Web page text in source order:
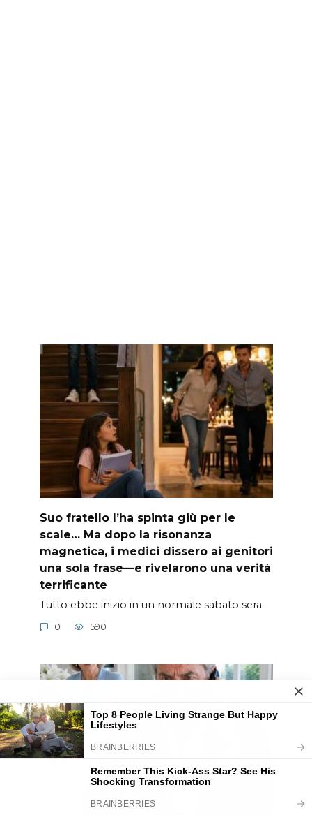
Suo fratello l’ha spinta giù per le
scale… Ma dopo la risonanza
magnetica, i medici dissero ai genitori
una sola frase—e rivelarono una verità
terrificante
Tutto ebbe inizio in un normale sabato sera.
0 590